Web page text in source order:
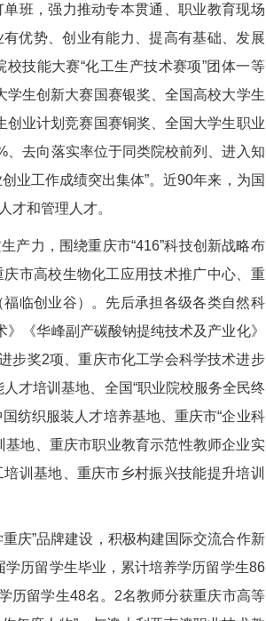
班，强力推动专本贯通、职业教育现场
优势、创业有能力、提高有基础、发展
技能大赛“化工生产技术赛项”团体一等
学生创新大赛国赛银奖、全国高校大学生
创业计划竞赛国赛铜奖、全国大学生职业
去向落实率位于同类院校前列、进入知
业工作成绩突出集体”。近90年来，为国
才和管理人才。
产力，围绕重庆市“416”科技创新战略布
市高校生物化工应用技术推广中心、重
临创业谷）。先后承担各级各类自然科
《华峰副产碳酸钠提纯技术及产业化》
步奖2项、重庆市化工学会科学技术进步
才培训基地、全国“职业院校服务全民终
纺织服装人才培养基地、重庆市“企业科
地、重庆市职业教育示范性教师企业实
训基地、重庆市乡村振兴技能提升培训
庆”品牌建设，积极构建国际交流合作新
历留学生毕业，累计培养学历留学生86
历留学生48名。2名教师分获重庆市高等